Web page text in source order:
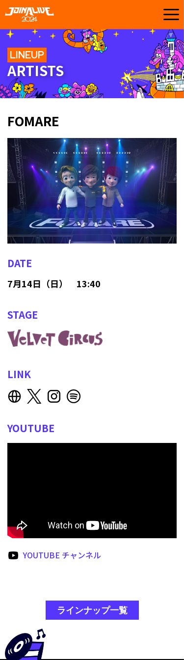
LINEUP
ARTISTS
FOMARE
DATE
7月14日（日） 13:40
STAGE
LINK
YOUTUBE
YOUTUBE チャンネル
ラインナップ一覧